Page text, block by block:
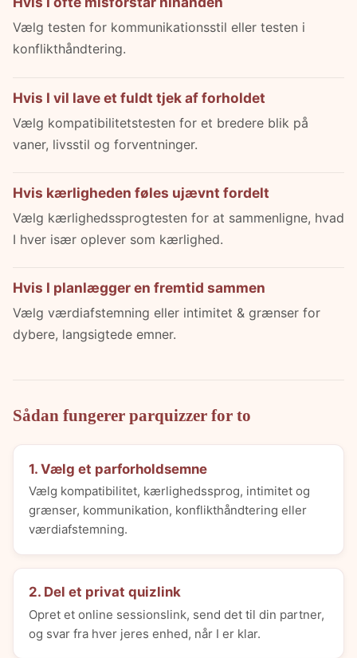
Vælg testen for kommunikationsstil eller testen i
konflikthåndtering.
Hvis I vil lave et fuldt tjek af forholdet
Vælg kompatibilitetstesten for et bredere blik på
vaner, livsstil og forventninger.
Hvis kærligheden føles ujævnt fordelt
Vælg kærlighedssprogtesten for at sammenligne, hvad
I hver især oplever som kærlighed.
Hvis I planlægger en fremtid sammen
Vælg værdiafstemning eller intimitet & grænser for
dybere, langsigtede emner.
Sådan fungerer parquizzer for to
1. Vælg et parforholdsemne
Vælg kompatibilitet, kærlighedssprog, intimitet og
grænser, kommunikation, konflikthåndtering eller
værdiafstemning.
2. Del et privat quizlink
Opret et online sessionslink, send det til din partner,
og svar fra hver jeres enhed, når I er klar.